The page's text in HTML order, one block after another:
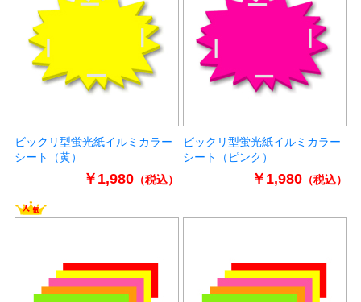
ビックリ型蛍光紙イルミカラー
シート（黄）
￥1,980（税込）
ビックリ型蛍光紙イルミカラー
シート（ピンク）
￥1,980（税込）